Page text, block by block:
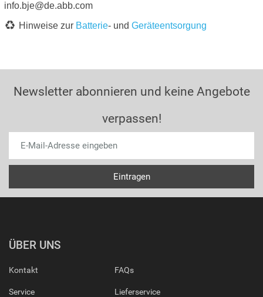
info.bje@de.abb.com
Hinweise zur Batterie- und Geräteentsorgung
Newsletter abonnieren und keine Angebote
verpassen!
ÜBER UNS
Kontakt
Service
FAQs
Lieferservice